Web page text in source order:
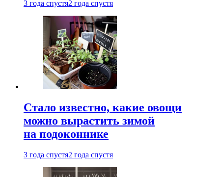
3 года спустя2 года спустя
Стало известно, какие овощи
можно вырастить зимой
на подоконнике
3 года спустя2 года спустя